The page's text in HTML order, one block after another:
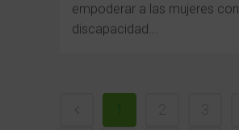
empoderar a las mujeres con
discapacidad...